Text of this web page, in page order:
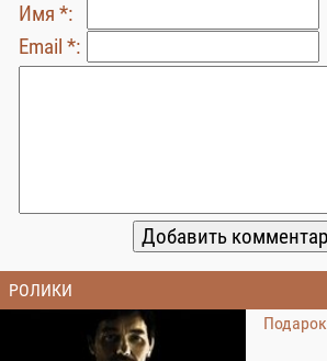
Имя *:
Email *:
РОЛИКИ
Подарок